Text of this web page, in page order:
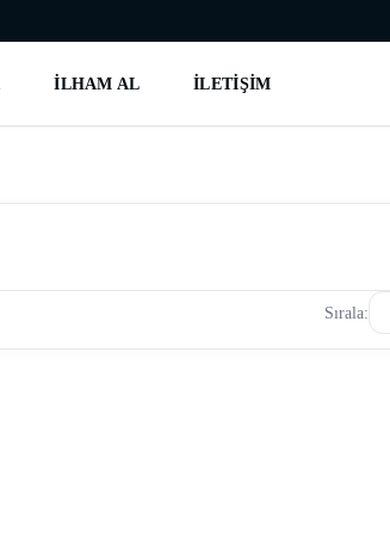
İLHAM AL İLETIŞIM
Sırala: